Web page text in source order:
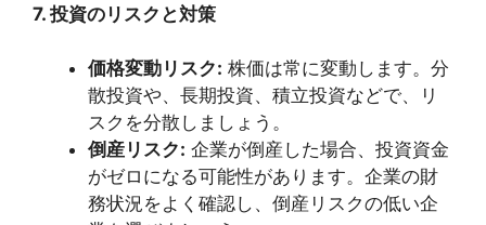
7. 投資のリスクと対策
価格変動リスク: 株価は常に変動します。分
散投資や、長期投資、積立投資などで、リ
スクを分散しましょう。
倒産リスク: 企業が倒産した場合、投資資金
がゼロになる可能性があります。企業の財
務状況をよく確認し、倒産リスクの低い企